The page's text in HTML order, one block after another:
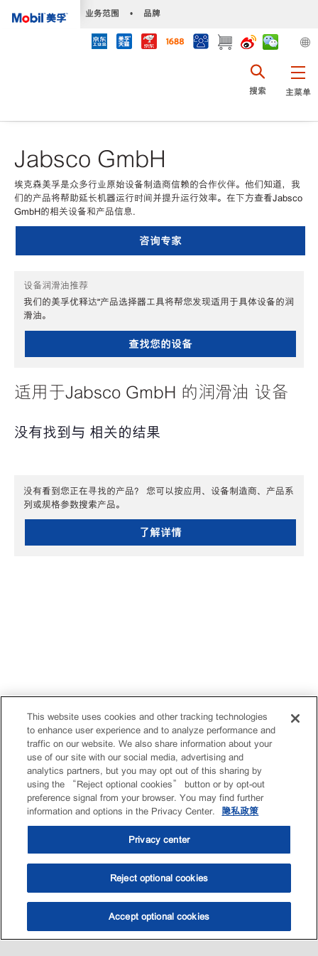
业务范围 • 品牌
主菜单
搜索
选油助手 查找门店
Jabsco GmbH
埃克森美孚是众多行业原始设备制造商信赖的合作伙伴。他们知道，我
们的产品将帮助延长机器运行时间并提升运行效率。在下方查看Jabsco
GmbH的相关设备和产品信息.
咨询专家
设备润滑油推荐
我们的美孚优释达℠产品选择器工具将帮您发现适用于具体设备的润
滑油。
查找您的设备
适用于Jabsco GmbH 的润滑油 设备
没有找到与 相关的结果
没有看到您正在寻找的产品？ 您可以按应用、设备制造商、产品系
列或规格参数搜索产品。
了解详情
This website uses cookies and other tracking technologies
to enhance user experience and to analyze performance and
traffic on our website. We also share information about your
use of our site with our social media, advertising and
analytics partners, but you may opt out of this sharing by
using the “Reject optional cookies” button or by opt-out
preference signal from your browser. You may find further
information and options in the Privacy Center.
隐私政策
Privacy center
Reject optional cookies
Accept optional cookies